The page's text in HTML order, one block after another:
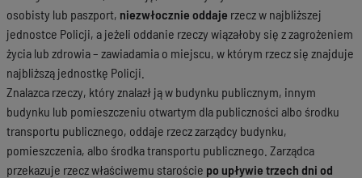
osobisty lub paszport, niezwłocznie oddaje rzecz w najbliższej
jednostce Policji, a jeżeli oddanie rzeczy wiązałoby się z zagrożeniem
życia lub zdrowia – zawiadamia o miejscu, w którym rzecz się znajduje
najbliższą jednostkę Policji.
Znalazca rzeczy, który znalazł ją w budynku publicznym, innym
budynku lub pomieszczeniu otwartym dla publiczności albo środku
transportu publicznego, oddaje rzecz zarządcy budynku,
pomieszczenia, albo środka transportu publicznego. Zarządca
przekazuje rzecz właściwemu staroście po upływie trzech dni od